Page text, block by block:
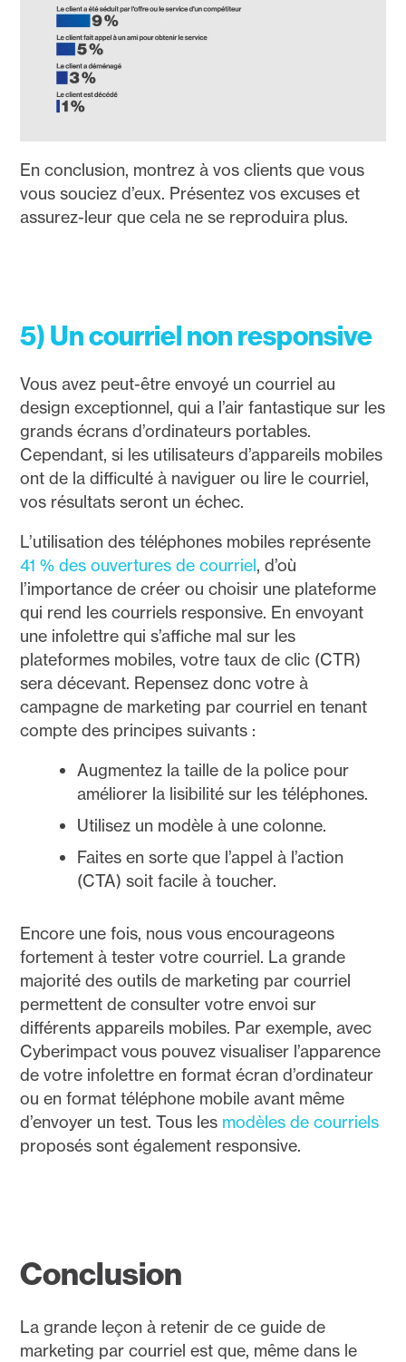
En conclusion, montrez à vos clients que vous
vous souciez d’eux. Présentez vos excuses et
assurez-leur que cela ne se reproduira plus.
5) Un courriel non responsive
Vous avez peut-être envoyé un courriel au
design exceptionnel, qui a l’air fantastique sur les
grands écrans d’ordinateurs portables.
Cependant, si les utilisateurs d’appareils mobiles
ont de la difficulté à naviguer ou lire le courriel,
vos résultats seront un échec.
L’utilisation des téléphones mobiles représente
41 % des ouvertures de courriel, d’où
l’importance de créer ou choisir une plateforme
qui rend les courriels responsive. En envoyant
une infolettre qui s’affiche mal sur les
plateformes mobiles, votre taux de clic (CTR)
sera décevant. Repensez donc votre à
campagne de marketing par courriel en tenant
compte des principes suivants :
Augmentez la taille de la police pour
améliorer la lisibilité sur les téléphones.
Utilisez un modèle à une colonne.
Faites en sorte que l’appel à l’action
(CTA) soit facile à toucher.
Encore une fois, nous vous encourageons
fortement à tester votre courriel. La grande
majorité des outils de marketing par courriel
permettent de consulter votre envoi sur
différents appareils mobiles. Par exemple, avec
Cyberimpact vous pouvez visualiser l’apparence
de votre infolettre en format écran d’ordinateur
ou en format téléphone mobile avant même
d’envoyer un test. Tous les modèles de courriels
proposés sont également responsive.
Conclusion
La grande leçon à retenir de ce guide de
marketing par courriel est que, même dans le